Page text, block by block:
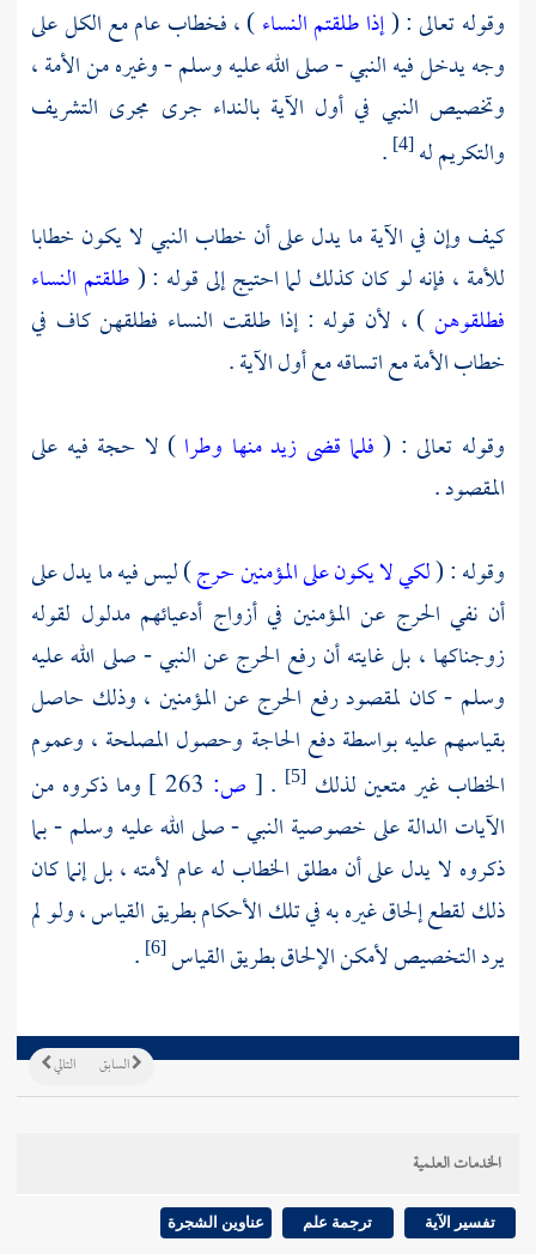
وقوله تعالى : (إذا طلقتم النساء) ، فخطاب عام مع الكل على
وجه يدخل فيه النبي - صلى الله عليه وسلم - وغيره من الأمة ،
وتخصيص النبي في أول الآية بالنداء جرى مجرى التشريف
والتكريم له[4]
.
كيف وإن في الآية ما يدل على أن خطاب النبي لا يكون خطابا
للأمة ، فإنه لو كان كذلك لما احتيج إلى قوله : (طلقتم النساء
فطلقوهن ) ، لأن قوله : إذا طلقت النساء فطلقهن كاف في
خطاب الأمة مع اتساقه مع أول الآية .
وقوله تعالى : ( فلما قضى زيد منها وطرا) لا حجة فيه على
المقصود .
وقوله : (لكي لا يكون على المؤمنين حرج) ليس فيه ما يدل على
أن نفي الحرج عن المؤمنين في أزواج أدعيائهم مدلول لقوله
زوجناكها ، بل غايته أن رفع الحرج عن النبي - صلى الله عليه
وسلم - كان لمقصود رفع الحرج عن المؤمنين ، وذلك حاصل
بقياسهم عليه بواسطة دفع الحاجة وحصول المصلحة ، وعموم
الخطاب غير متعين لذلك[5]
.
[ ص:
وما ذكروه من
الآيات الدالة على خصوصية النبي - صلى الله عليه وسلم - بما
ذكروه لا يدل على أن مطلق الخطاب له عام لأمته ، بل إنما كان
ذلك لقطع إلحاق غيره به في تلك الأحكام بطريق القياس ، ولو لم
يرد التخصيص لأمكن الإلحاق بطريق القياس[6]
.
التالي السابق
الخدمات العلمية
تفسير الآية ترجمة علم عناوين الشجرة